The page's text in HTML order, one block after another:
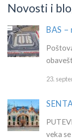
Novosti i
BAS
23.
veka